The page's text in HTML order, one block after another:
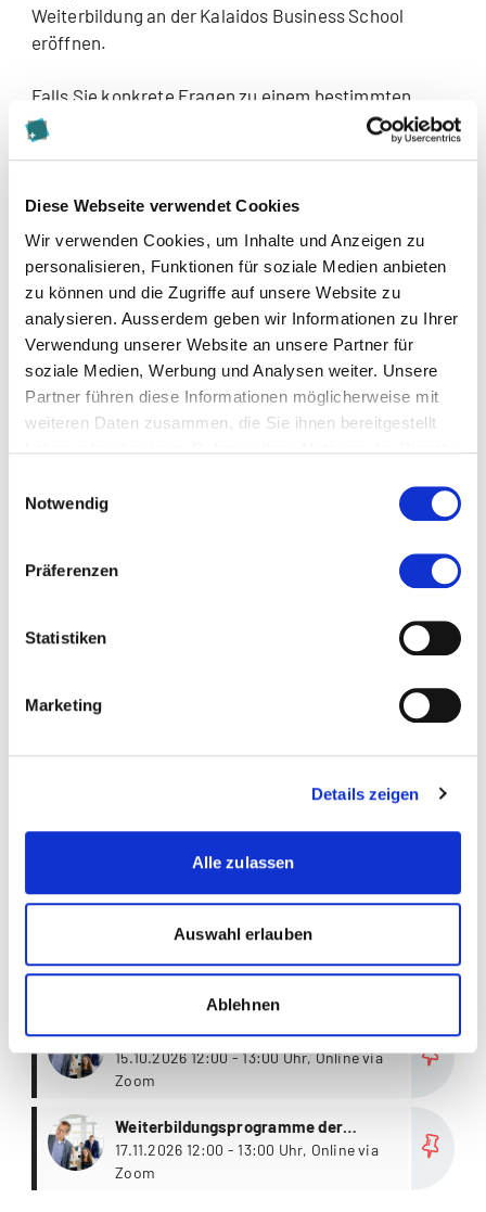
Diese Webseite verwendet Cookies
Wir verwenden Cookies, um Inhalte und Anzeigen zu
personalisieren, Funktionen für soziale Medien anbieten
zu können und die Zugriffe auf unsere Website zu
analysieren. Ausserdem geben wir Informationen zu Ihrer
Verwendung unserer Website an unsere Partner für
soziale Medien, Werbung und Analysen weiter. Unsere
Partner führen diese Informationen möglicherweise mit
weiteren Daten zusammen, die Sie ihnen bereitgestellt
Notwendig
Präferenzen
Statistiken
Marketing
Details zeigen
Alle zulassen
Auswahl erlauben
Ablehnen
Weiterbildung an der Kalaidos Business School
eröffnen.
Falls Sie konkrete Fragen zu einem bestimmten
Studiengang haben, empfehlen wir ein persönliches
Beratungsgespräch mit unserer Bildungsberatung.
Wir freuen uns auf Ihre Teilnahme!
Weitere Infoanlässe
Weiterbildungsprogramme der
Kalaidos Business School
15.10.2026 12:00 - 13:00 Uhr, Online via
Zoom
Weiterbildungsprogramme der
Kalaidos Business School
17.11.2026 12:00 - 13:00 Uhr, Online via
Zoom